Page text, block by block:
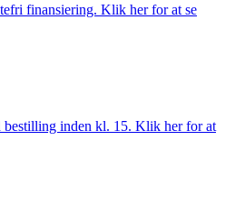
finansiering. Klik her for at se
bestilling inden kl. 15. Klik her for at